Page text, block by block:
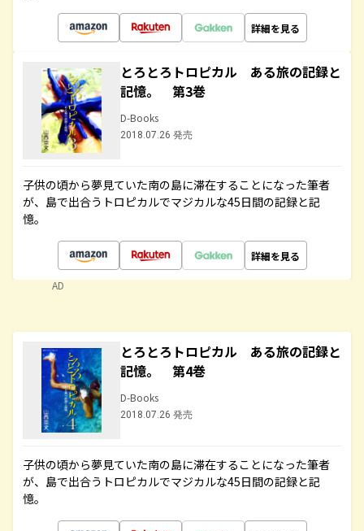
詳細を見る
とろとろトロピカル ある旅の記録と
記憶。 第3巻
D-Books
2018.07.26 発売
子供の頃から夢見ていた南の島に滞在することになった筆者
が、島で出合うトロピカルでマジカルな45日間の記録と記
憶。
詳細を見る
AD
とろとろトロピカル ある旅の記録と
記憶。 第4巻
D-Books
2018.07.26 発売
子供の頃から夢見ていた南の島に滞在することになった筆者
が、島で出合うトロピカルでマジカルな45日間の記録と記
憶。